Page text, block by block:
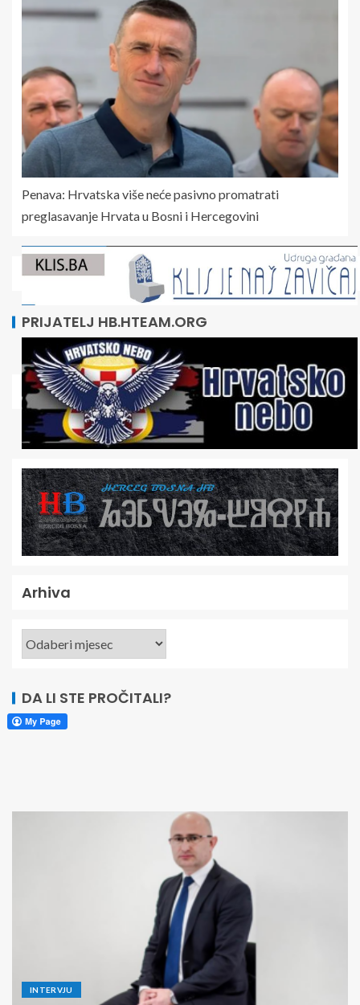
Penava: Hrvatska više neće pasivno promatrati
preglasavanje Hrvata u Bosni i Hercegovini
PRIJATELJ HB.HTEAM.ORG
Arhiva
DA LI STE PROČITALI?
INTERVJU